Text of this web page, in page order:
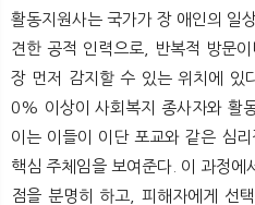
활동지원사는 국가가 장 애인의 일
견한 공적 인력으로, 반복적 방문
장 먼저 감지할 수 있는 위치에 있
0% 이상이 사회복지 종사자와 활
이는 이들이 이단 포교와 같은 심
핵심 주체임을 보여준다. 이 과정에
점을 분명히 하고, 피해자에게 선